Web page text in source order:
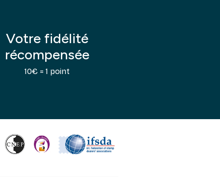
Votre fidélité
récompensée
10€ = 1 point